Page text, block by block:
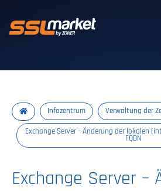
Infozentrum Verwaltung der
Exchange Server – Änderung der lokalen
FQDN
Exchange Server –